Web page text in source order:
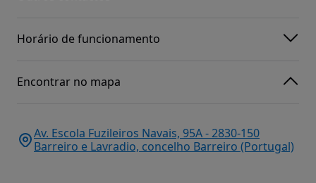
Horário de funcionamento
Encontrar no mapa
Av. Escola Fuzileiros Navais, 95A - 2830-150
Barreiro e Lavradio, concelho Barreiro (Portugal)